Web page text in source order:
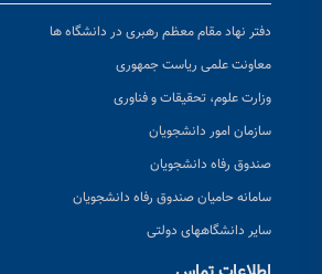
دفتر نهاد مقام معظم رهبری در دانشگاه ها
معاونت علمی ریاست جمهوری
وزارت علوم، تحقیقات و فناوری
سازمان امور دانشجویان
صندوق رفاه دانشجویان
سامانه حامیان صندوق رفاه دانشجویان
سایر دانشگاههای دولتی